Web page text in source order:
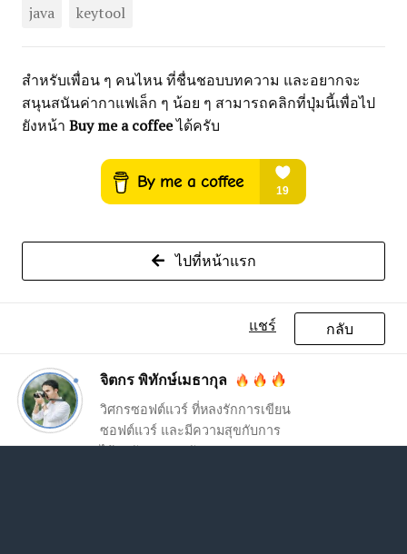
java keytool
สำหรับเพื่อน ๆ คนไหน ที่ชื่นชอบบทความ และอยากจะ
สนุนสนันค่ากาแฟเล็ก ๆ น้อย ๆ สามารถคลิกที่ปุ่มนี้เพื่อไป
ยังหน้า Buy me a coffeeได้ครับ
ไปที่หน้าแรก
แชร์ กลับ
จิตกร พิทักษ์เมธากุล
วิศกรซอฟต์แวร์ ที่หลงรักการเขียน
ซอฟต์แวร์ และมีความสุขกับการ
ได้อยู่กับครอบครัว ♥️